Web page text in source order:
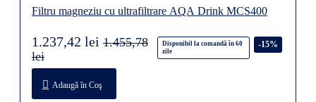
Filtru magneziu cu ultrafiltrare AQA Drink MCS400
Disponibil la comandă în 60
zile
-15%
1.237,42 lei 1.455,78
lei
Adaugă în Coş